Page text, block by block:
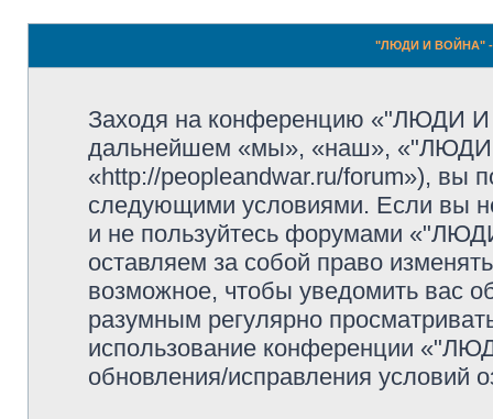
"ЛЮДИ И ВОЙНА" -
Заходя на конференцию «"ЛЮДИ
дальнейшем «мы», «наш»,
«http://peopleandwar.ru/forum»), вы
следующими условиями. Если вы
и не пользуйтесь форумами
оставляем за собой право
возможное, чтобы уведомить вас
разумным регулярно
использование конференции
обновления/исправления условий